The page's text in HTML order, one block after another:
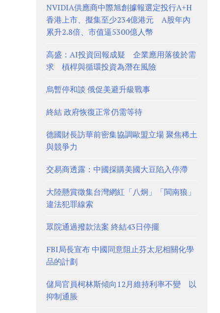
NVIDIA供應商中際旭創據報選定投行A+H
香港上市、擬集至少234億港元 A股年內
累升2.8倍、市值逼5300億人幣
高盛：AI投資回報成疑 企業應用落後於需
求 槓桿與循環投資為潛在風險
烏暫停和談 俄促美避升級戰事
終結 政府恢復正常仍需等待
德國財長訪華前密集協調歐盟立場 聚焦稀土
與競爭力
交易商透露：中國採購美國大豆陷入停滯
大陸懸賞徵集台灣網紅「八炯」「閩南狼」
違法犯罪線索
眾院通過撥款法案 終結43日停擺
FBI局長宣布 中國同意阻止芬太尼相關化學
品的計劃
儲局官員柯林斯傾向12月維持利率不變 以
抑制通脹